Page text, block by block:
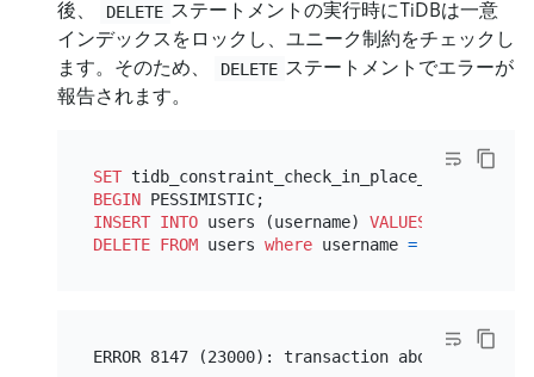
後、 DELETE ステートメントの実行時にTiDBは一意
インデックスをロックし、ユニーク制約をチェックし
ます。そのため、
DELETE ステートメントでエラーが
報告されます。
SET
BEGIN
INSERT INTO users (username) VALUES
DELETE FROM users where username =